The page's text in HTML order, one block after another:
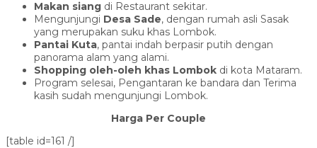
Makan siang di Restaurant sekitar.
Mengunjungi Desa Sade, dengan rumah asli Sasak
yang merupakan suku khas Lombok.
Pantai Kuta, pantai indah berpasir putih dengan
panorama alam yang alami.
Shopping oleh-oleh khas Lombok di kota Mataram.
Program selesai, Pengantaran ke bandara dan Terima
kasih sudah mengunjungi Lombok.
Harga Per Couple
[table id=161 /]